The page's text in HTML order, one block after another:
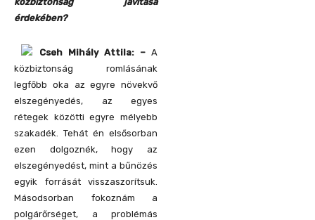
érdekében?
Cseh Mihály Attila: – A
közbiztonság romlásának
legfőbb oka az egyre növekvő
elszegényedés, az egyes
rétegek közötti egyre mélyebb
szakadék. Tehát én elsősorban
ezen dolgoznék, hogy az
elszegényedést, mint a bűnözés
egyik forrását visszaszorítsuk.
Másodsorban fokoznám a
polgárőrséget, a problémás